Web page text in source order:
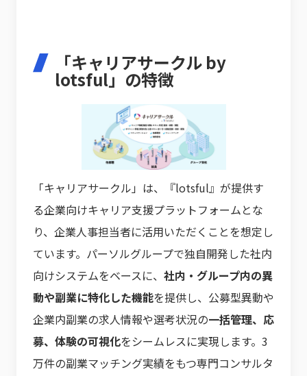
「キャリアサークル by
lotsful」の特徴
「キャリアサークル」は、『lotsful』が提供す
る企業向けキャリア支援プラットフォームとな
り、企業人事担当者に活用いただくことを想定し
ています。パーソルグループで独自開発した社内
向けシステムをベースに、 社内・グループ内の異
動や副業に特化した機能を提供し、公募型異動や
企業内副業の求人情報や選考状況の一括管理、応
募、体験の可視化をシームレスに実現します。3
万件の副業マッチング実績をもつ専門コンサルタ